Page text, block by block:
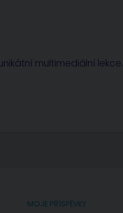
multimediální lekce.
MOJE PŘÍSPĚVKY